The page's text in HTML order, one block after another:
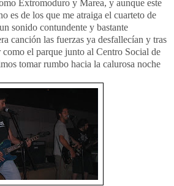
Extromoduro y Marea, y aunque este
es de los que me atraiga el cuarteto de
sonido contundente y bastante
canción las fuerzas ya desfallecían y tras
como el parque junto al Centro Social de
tomar rumbo hacia la calurosa noche